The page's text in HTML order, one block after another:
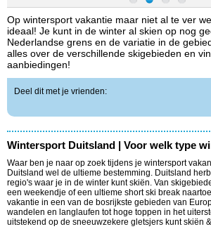
Op wintersport vakantie maar niet al te ver
ideaal! Je kunt in de winter al skien op nog
Nederlandse grens en de variatie in de
alles over de verschillende skigebieden en
aanbiedingen!
Deel dit met je vrienden:
Wintersport Duitsland | Voor welk type
Waar ben je naar op zoek tijdens je wintersport
Duitsland wel de ultieme bestemming. Duitsland
regio's waar je in de winter kunt skiën. Van
een weekendje of een ultieme short ski break
vakantie in een van de bosrijkste gebieden van
wandelen en langlaufen tot hoge toppen in het
uitstekend op de sneeuwzekere gletsjers kunt skiën